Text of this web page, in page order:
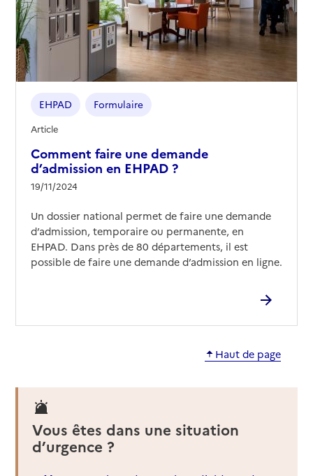
Comment faire une demande
d’admission en EHPAD ?
19/11/2024
EHPAD Formulaire
Article
Un dossier national permet de faire une demande
d’admission, temporaire ou permanente, en
EHPAD. Dans près de 80 départements, il est
possible de faire une demande d’admission en ligne.
Haut de page
Vous êtes dans une situation
d’urgence ?